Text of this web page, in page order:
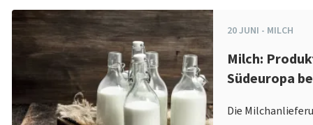
20JUNI - MILCH
Milch:
Südeuropa
Die